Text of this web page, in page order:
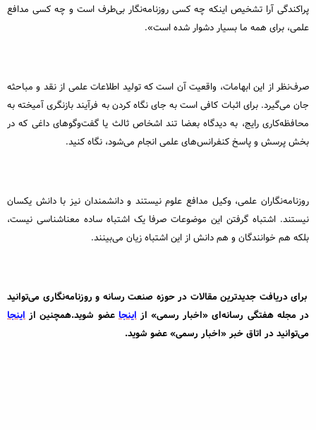
پراکندگی آرا تشخیص اینکه چه کسی روزنامه‌نگار بی‌طرف است و چه کسی مدافع
علمی، برای همه ما بسیار دشوار شده است».
صرف‌نظر از این ابهامات، واقعیت آن است که تولید اطلاعات علمی از نقد و مباحثه
جان می‌گیرد. برای اثبات کافی است به جای نگاه کردن به فرآیند بازنگری آمیخته به
محافظه‌کاری رایج، به دیدگاه بعضا تند اشخاص ثالث یا گفت‌وگوهای داغی که در
بخش پرسش و پاسخ کنفرانس‌های علمی انجام می‌شود، نگاه کنید.
روزنامه‌نگاران علمی، وکیل مدافع علوم نیستند و دانشمندان نیز با دانش یکسان
نیستند. اشتباه گرفتن این موضوعات صرفا یک اشتباه ساده معناشناسی نیست،
بلکه هم خوانندگان و هم دانش از این اشتباه زیان می‌بینند.
برای دریافت جدیدترین مقالات در حوزه صنعت رسانه و روزنامه‌نگاری می‌توانید
در مجله هفتگی رسانه‌ای «اخبار رسمی» ازاینجاعضو شوید.همچنین از اینجا
می‌توانید در اتاق خبر «اخبار رسمی» عضو شوید.